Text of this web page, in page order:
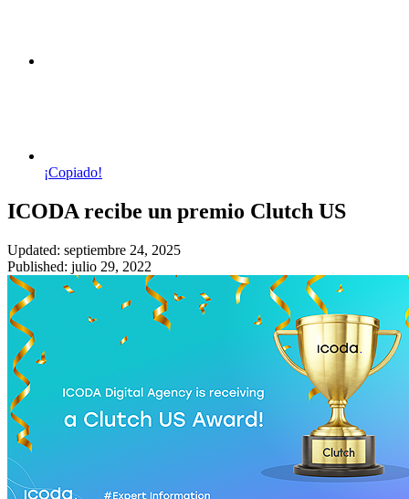
¡Copiado!
ICODA recibe un premio Clutch US
Updated: septiembre 24, 2025
Published: julio 29, 2022